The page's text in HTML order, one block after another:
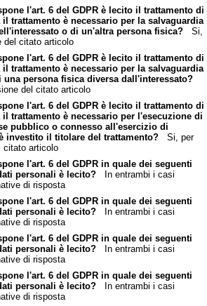
l'art. 6 del GDPR è lecito il trattamento di
trattamento è necessario per la salvaguardia
o di un'altra persona fisica?Si,
del citato articolo
l'art. 6 del GDPR è lecito il trattamento di
trattamento è necessario per la salvaguardia
persona fisica diversa dall'interessato?
del citato articolo
l'art. 6 del GDPR è lecito il trattamento di
trattamento è necessario per l'esecuzione di
pubblico o connesso all'esercizio di
investito il titolare del trattamento?Si, per
citato articolo
l'art. 6 del GDPR in quale dei seguenti
personali è lecito?In entrambi i casi
di risposta
l'art. 6 del GDPR in quale dei seguenti
personali è lecito?In entrambi i casi
di risposta
l'art. 6 del GDPR in quale dei seguenti
personali è lecito?In entrambi i casi
di risposta
l'art. 6 del GDPR in quale dei seguenti
personali è lecito?In entrambi i casi
di risposta